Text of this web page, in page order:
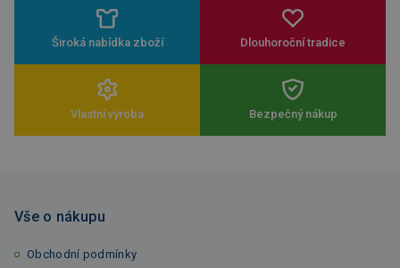
Široká nabídka zboží Dlouhoroční tradice
Vlastní výroba Bezpečný nákup
Vše o nákupu
Obchodní podmínky